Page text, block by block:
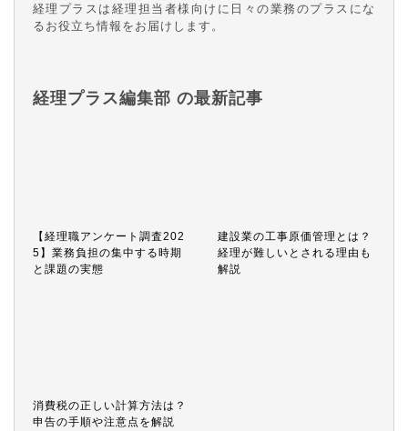
経理プラスは経理担当者様向けに日々の業務のプラスにな
るお役立ち情報をお届けします。
経理プラス編集部 の最新記事
【経理職アンケート調査202
5】業務負担の集中する時期
と課題の実態
建設業の工事原価管理とは？
経理が難しいとされる理由も
解説
消費税の正しい計算方法は？
申告の手順や注意点を解説